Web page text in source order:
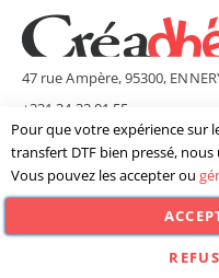
47 rue Ampère, 95300,
+331 34 33 01 55
contact@creadhesif.com
Lun - Ven / 9h30 - 12h00 &
© Créadhésif 2025. Tous Droits
Pour que votre expérience sur
transfert DTF bien pressé,
Vous pouvez les accepter ou